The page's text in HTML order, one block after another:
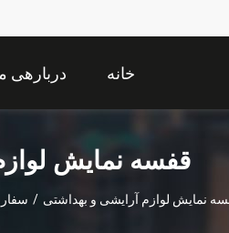
خانه دربارهی
قفسه نمایش
نمایش لوازم آرایشی و بهداشتی /